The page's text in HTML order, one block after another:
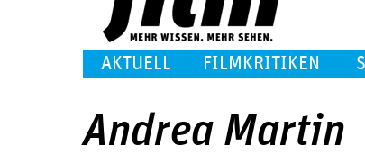
AKTUELL FILMKRITIKEN
Andrea Martin